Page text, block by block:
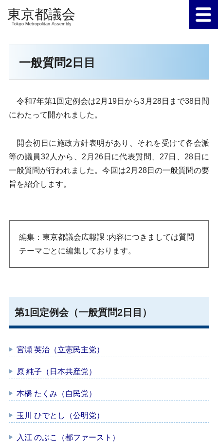
Tokyo Metropolitan Assembly
一般質問2日目
令和7年第1回定例会は2月19日から3月28日まで38日間
にわたって開かれました。
開会初日に施政方針表明があり、それを受けて各会派
等の議員32人から、2月26日に代表質問、27日、28日に
一般質問が行われました。今回は2月28日の一般質問の要
旨を紹介します。
編集：東京都議会広報課 :内容につきましては質問
テーマごとに編集しております。
第1回定例会（一般質問2日目）
宮瀬 英治（立憲民主党）
原 純子（日本共産党）
本橋 たくみ（自民党）
玉川 ひでとし（公明党）
入江 のぶこ（都ファースト）